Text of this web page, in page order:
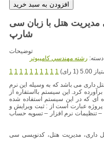
مدیریت هتل با زبان سی
شارپ
توضیحات
دسته: رشته مهندسي کامپيوتر
1 1 1 1 1 1 1 1 1 1
5.00 (1 رای)
داری می باشد که به وسیله این نرم
کرد. این سیستم بااستفاره از
که در این سیستم استفاده شده
عبارت است از : ثبت ویرایش و
تنظیمات نرم افزار – تسویه حساب
داری، مدیریت هتل، کدنویسی سی